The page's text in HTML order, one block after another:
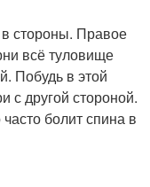
в стороны. Правое
всё туловище
Побудь в этой
с другой стороной.
болит спина в